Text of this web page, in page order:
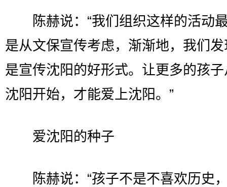
陈赫说：“我们组织这样的活动
是从文保宣传考虑，渐渐地，我们
是宣传沈阳的好形式。让更多的孩
沈阳开始，才能爱上沈阳。”
爱沈阳的种子
陈赫说：“孩子不是不喜欢历史